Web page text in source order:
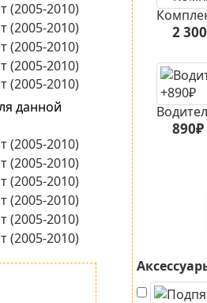
данной
2
890₽